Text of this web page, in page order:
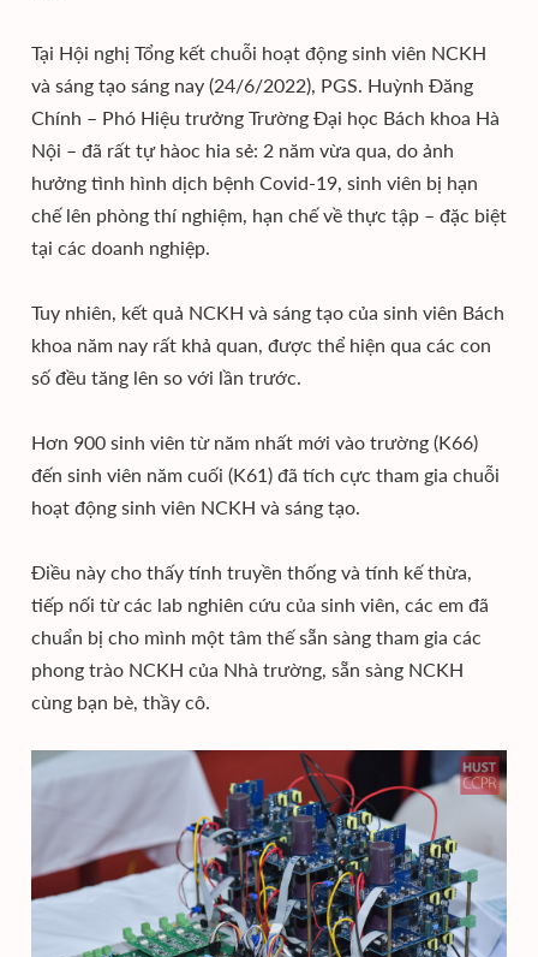
Tại Hội nghị Tổng kết chuỗi hoạt động sinh viên NCKH
và sáng tạo sáng nay (24/6/2022), PGS. Huỳnh Đăng
Chính – Phó Hiệu trưởng Trường Đại học Bách khoa Hà
Nội – đã rất tự hàoc hia sẻ: 2 năm vừa qua, do ảnh
hưởng tình hình dịch bệnh Covid-19, sinh viên bị hạn
chế lên phòng thí nghiệm, hạn chế về thực tập – đặc biệt
tại các doanh nghiệp.
Tuy nhiên, kết quả NCKH và sáng tạo của sinh viên Bách
khoa năm nay rất khả quan, được thể hiện qua các con
số đều tăng lên so với lần trước.
Hơn 900 sinh viên từ năm nhất mới vào trường (K66)
đến sinh viên năm cuối (K61) đã tích cực tham gia chuỗi
hoạt động sinh viên NCKH và sáng tạo.
Điều này cho thấy tính truyền thống và tính kế thừa,
tiếp nối từ các lab nghiên cứu của sinh viên, các em đã
chuẩn bị cho mình một tâm thế sẵn sàng tham gia các
phong trào NCKH của Nhà trường, sẵn sàng NCKH
cùng bạn bè, thầy cô.